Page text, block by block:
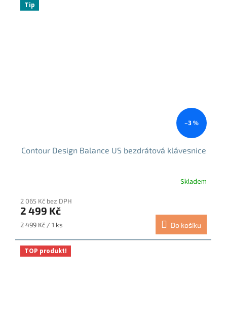
Tip
–3 %
Contour Design Balance US bezdrátová klávesnice
Skladem
2 065 Kč bez DPH
2 499 Kč
Měrná
2 499 Kč / 1 ks Do košíku
TOP produkt!